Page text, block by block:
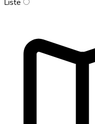
Liste